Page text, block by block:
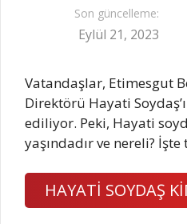
Son güncelleme:
Eylül 21, 2023
Vatandaşlar, Etimesgut
Direktörü Hayati
ediliyor. Peki, Hayati
yaşındadır ve nereli?
HAYATİ SOYDAŞ